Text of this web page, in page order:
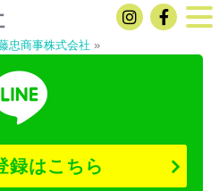
忠商事株式会社 »
録はこちら